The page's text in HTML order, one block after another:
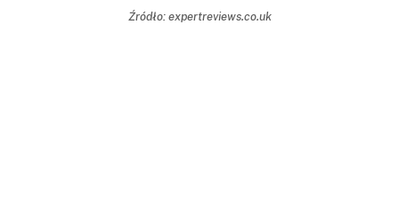
Źródło: expertreviews.co.uk